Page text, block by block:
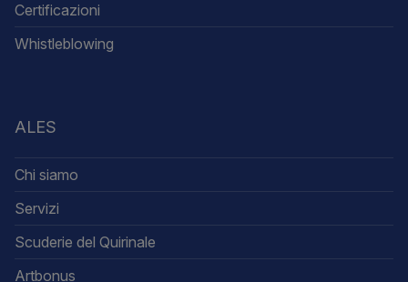
Certificazioni
Whistleblowing
ALES
Chi siamo
Servizi
Scuderie del Quirinale
Artbonus